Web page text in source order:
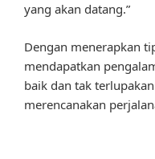
yang akan datang.”
Dengan menerapkan
mendapatkan
baik dan tak
merencanakan